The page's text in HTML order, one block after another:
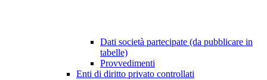
Dati società partecipate (da pubblicare in
tabelle)
Provvedimenti
Enti di diritto privato controllati